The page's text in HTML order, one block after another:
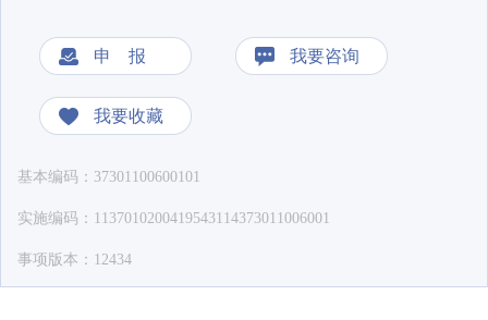
申 报 我要咨询
我要收藏
基本编码：37301100600101
实施编码：1137010200419543114373011006001
事项版本：12434